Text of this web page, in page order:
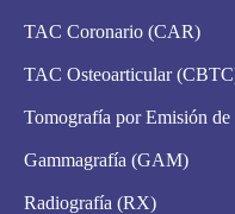
TAC Coronario (CAR)
TAC Osteoarticular
Tomografía por Emisión
Gammagrafía (GAM)
Radiografía (RX)